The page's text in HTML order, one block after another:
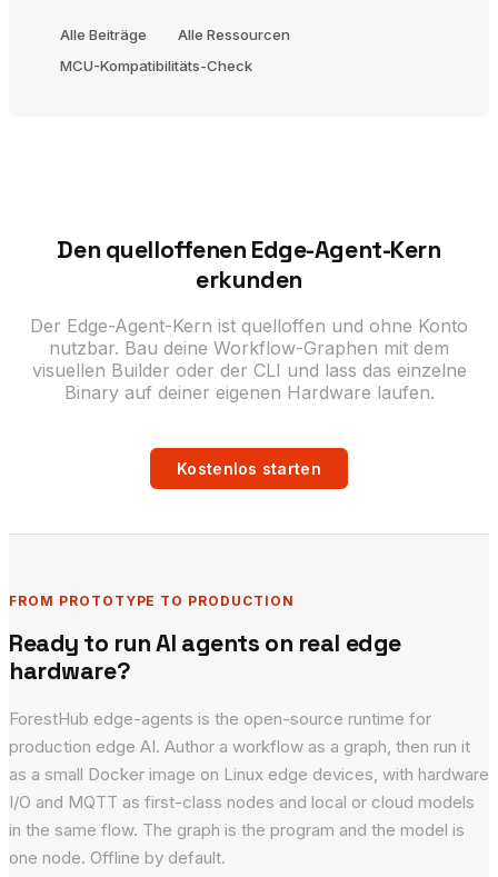
Alle Beiträge
Alle Ressourcen
MCU-Kompatibilitäts-Check
Den quelloffenen Edge-Agent-Kern
erkunden
Der Edge-Agent-Kern ist quelloffen und ohne Konto
nutzbar. Bau deine Workflow-Graphen mit dem
visuellen Builder oder der CLI und lass das einzelne
Binary auf deiner eigenen Hardware laufen.
Kostenlos starten
FROM PROTOTYPE TO PRODUCTION
Ready to run AI agents on real edge
hardware?
ForestHub edge-agents is the open-source runtime for
production edge AI. Author a workflow as a graph, then run it
as a small Docker image on Linux edge devices, with hardware
I/O and MQTT as first-class nodes and local or cloud models
in the same flow. The graph is the program and the model is
one node. Offline by default.